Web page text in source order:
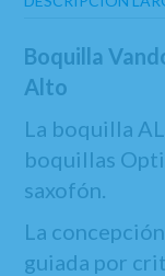
Boquilla
Alto
La boquilla
boquillas
saxofón.
La
guiada por